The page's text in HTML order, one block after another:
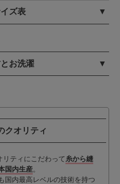
ズ表
お洗濯
クオリティ
ティにこだわって糸から縫
国内生産。
国内最高レベルの技術を持つ